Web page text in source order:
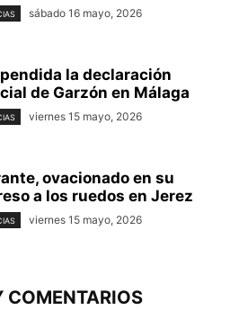
sábado 16 mayo, 2026
la declaración
de Garzón en Málaga
viernes 15 mayo, 2026
ovacionado en su
a los ruedos en Jerez
viernes 15 mayo, 2026
COMENTARIOS